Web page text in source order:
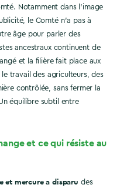
Notamment dans l’image
le Comté n’a pas à
âge pour parler des
ancestraux continuent de
et la filière fait place aux
travail des agriculteurs, des
contrôlée, sans fermer la
équilibre subtil entre
et ce qui résiste au
et mercure a disparu des